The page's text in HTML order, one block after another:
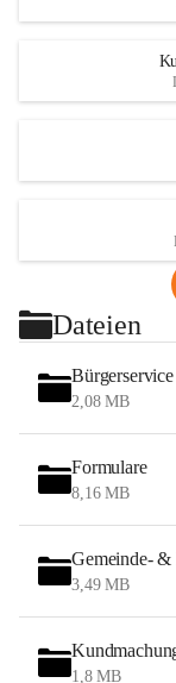
Dateien
Bürgerservice
2,08 MB
Formulare
8,16 MB
Gemeinde- &
3,49 MB
1,8 MB